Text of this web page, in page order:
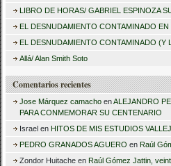
r
LIBRO DE HORAS/ GABRIEL ESPINOZA
EL DESNUDAMIENTO CONTAMINADO EN
EL DESNUDAMIENTO CONTAMINADO (Y
Allá/ Alan Smith Soto
Comentarios recientes
Jose Márquez camacho enALEJANDRO
PARA CONMEMORAR SU CENTENARIO
Israel en HITOS DE MIS ESTUDIOS
PEDRO GRANADOS AGUERO en Raúl
Zondor Huitache en Raúl Gómez Jattin,